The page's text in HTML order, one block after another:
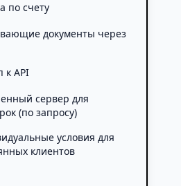
по счету
документы через
к API
сервер для
(по запросу)
условия для
клиентов